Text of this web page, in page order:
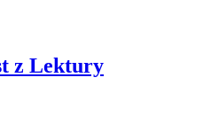
z Lektury